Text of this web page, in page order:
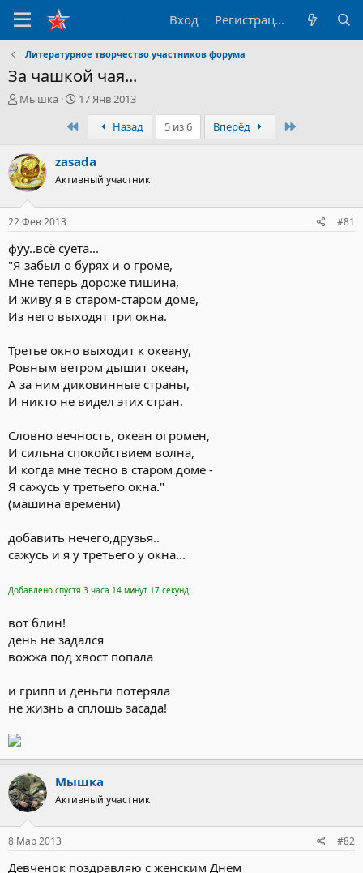
Вход Регистрация
Литературное творчество участников форума
За чашкой чая...
А
р
т
е
м
ы
Мышка
Д
т
н
а
ч
17 Янв 2013
ПервыйНазад 5 из 6 Вперёд
zasada
Активный участник
22 Фев 2013 #81
фуу..всё суета...
"Я забыл о бурях и о громе,
Мне теперь дороже тишина,
И живу я в старом-старом доме,
Из него выходят три окна.
Третье окно выходит к океану,
Ровным ветром дышит океан,
А за ним диковинные страны,
И никто не видел этих стран.
Словно вечность, океан огромен,
И сильна спокойствием волна,
И когда мне тесно в старом доме -
Я сажусь у третьего окна."
(машина времени)
добавить нечего,друзья..
сажусь и я у третьего у окна...
Добавлено спустя 3 часа 14 минут 17 секунд:
вот блин!
день не задался
вожжа под хвост попала
и грипп и деньги потеряла
не жизнь а сплошь засада!
Мышка
Активный участник
8 Мар 2013 #82
Девченок поздравляю с женским Днем